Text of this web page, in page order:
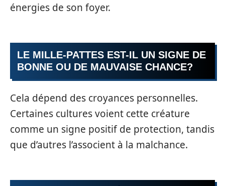
énergies de son foyer.
LE MILLE-PATTES EST-IL UN SIGNE DE
BONNE OU DE MAUVAISE CHANCE?
Cela dépend des croyances personnelles.
Certaines cultures voient cette créature
comme un signe positif de protection, tandis
que d’autres l’associent à la malchance.